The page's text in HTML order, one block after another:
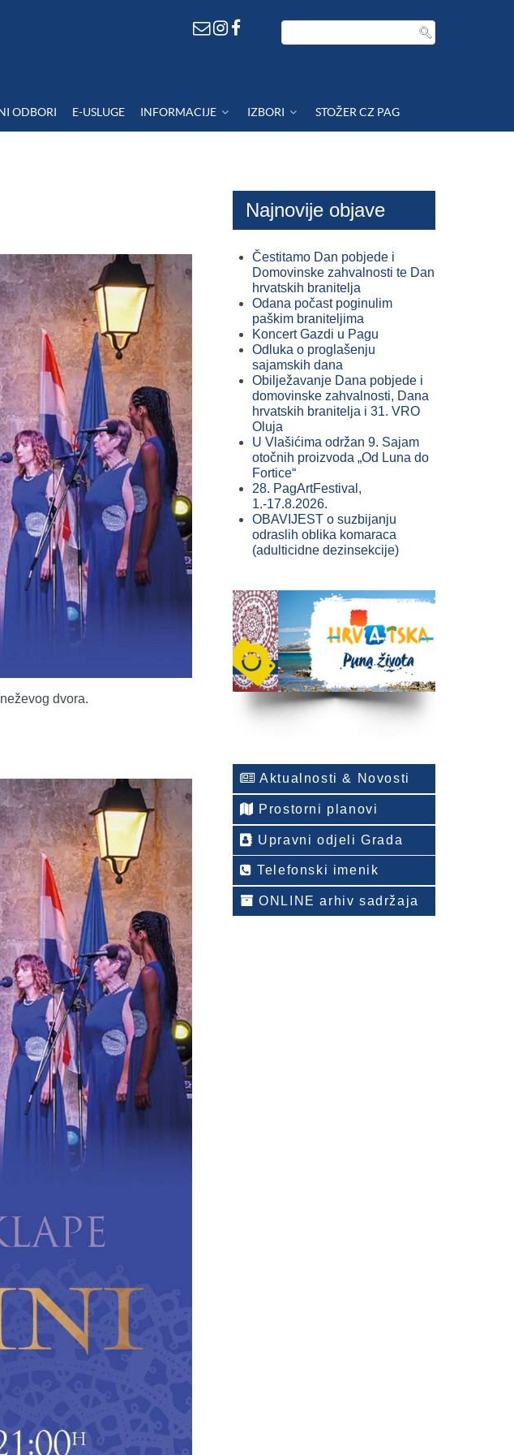
ODBORI E-USLUGE INFORMACIJE IZBORI STOŽER CZ PAG
dvora.
Najnovije objave
Čestitamo Dan pobjede i
Domovinske zahvalnosti te Dan
hrvatskih branitelja
Odana počast poginulim
paškim braniteljima
Koncert Gazdi u Pagu
Odluka o proglašenju
sajamskih dana
Obilježavanje Dana pobjede i
domovinske zahvalnosti, Dana
hrvatskih branitelja i 31. VRO
Oluja
U Vlašićima održan 9. Sajam
otočnih proizvoda „Od Luna do
Fortice“
28. PagArtFestival,
1.-17.8.2026.
OBAVIJEST o suzbijanju
odraslih oblika komaraca
(adulticidne dezinsekcije)
Aktualnosti & Novosti
Prostorni planovi
Upravni odjeli Grada
Telefonski imenik
ONLINE arhiv sadržaja